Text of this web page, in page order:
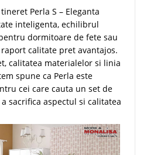
Perla S – Eleganta
inteligenta, echilibrul
dormitoare de fete sau
calitate pret avantajos.
calitatea materialelor si linia
spune ca Perla este
cei care cauta un set de
sacrifica aspectul si calitatea